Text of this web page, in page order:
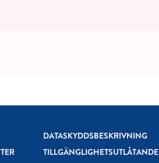
DATASKYDDSBESKRIVNING
TILLGÄNGLIGHETSUTLÅTANDE